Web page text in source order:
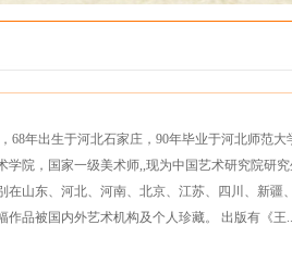
68年出生于河北石家庄，90年毕业于河北师范
学院，国家一级美术师,,现为中国艺术研究院研
在山东、河北、河南、北京、江苏、四川、新
作品被国内外艺术机构及个人珍藏。 出版有《王